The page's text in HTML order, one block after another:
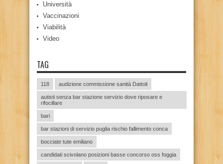
Università
Vaccinazioni
Viabilità
Video
TAG
118 audizione commissione sanità Dattoli
autisti senza bar stazione servizio dove riposare e
rifocillare
bari
bar stazioni di servizio puglia rischio fallimento conca
bocciate tute emiliano
candidati scivolano posizioni basse concorso oss foggia